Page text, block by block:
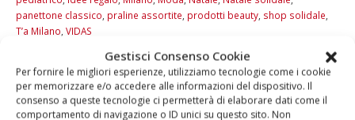
Gestisci Consenso Cookie
Per fornire le migliori esperienze, utilizziamo tecnologie come i cookie
per memorizzare e/o accedere alle informazioni del dispositivo. Il
consenso a queste tecnologie ci permetterà di elaborare dati come il
comportamento di navigazione o ID unici su questo sito. Non
panettone classico praline assortite prodotti beauty shop solidale
T’a Milano VIDAS
LEGGI DI PIÙ...